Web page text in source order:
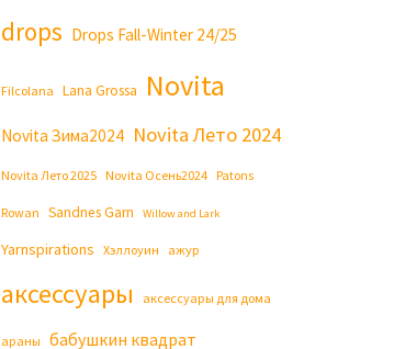
drops Drops Fall-Winter 24/25
Filcolana Lana Grossa Novita
Novita Зима2024 Novita Лето 2024
Novita Лето 2025 Novita Осень2024 Patons
Rowan Sandnes Garn Willow and Lark
Yarnspirations Хэллоуин ажур
аксессуары аксессуары для дома
араны бабушкин квадрат